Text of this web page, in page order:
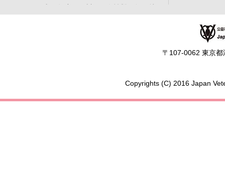
〒107-0062 東京
Copyrights (C) 2016 Japan